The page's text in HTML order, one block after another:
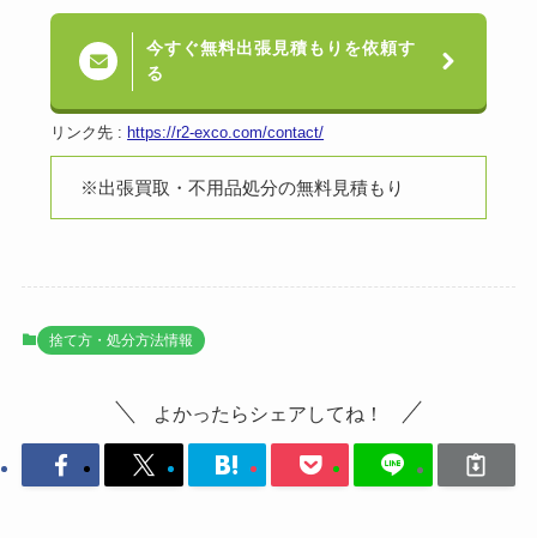
今すぐ無料出張見積もりを依頼す
る
リンク先 : https://r2-exco.com/contact/
※出張買取・不用品処分の無料見積もり
捨て方・処分方法情報
よかったらシェアしてね！